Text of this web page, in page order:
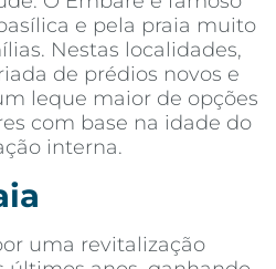
e pela praia muito
Nestas localidades,
de prédios novos e
leque maior de opções
com base na idade do
interna.
uma revitalização